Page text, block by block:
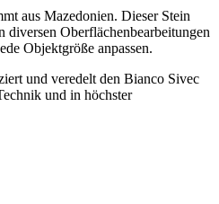
aus Mazedonien. Dieser Stein
diversen Oberflächenbearbeitungen
Objektgröße anpassen.
und veredelt den Bianco Sivec
und in höchster